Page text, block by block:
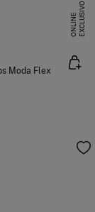
E
X
C
L
U
SI
V
O
O
N
L
I
N
E
Moda Flex